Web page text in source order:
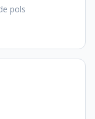
pols